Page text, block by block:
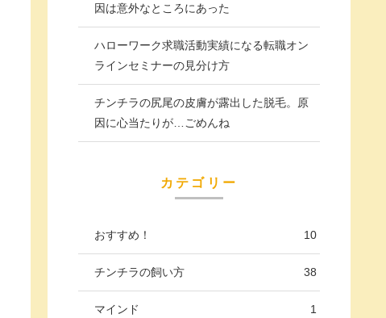
因は意外なところにあった
ハローワーク求職活動実績になる転職オン
ラインセミナーの見分け方
チンチラの尻尾の皮膚が露出した脱毛。原
因に心当たりが…ごめんね
カテゴリー
おすすめ！ 10
チンチラの飼い方 38
マインド 1